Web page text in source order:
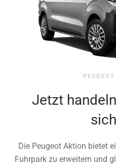
Jetzt
Die Peugeot Aktion bietet
Fuhrpark zu erweitern und